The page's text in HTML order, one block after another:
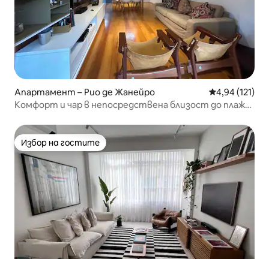
Апартамент – Рио де Жанейро Средна
4,94 (121)
Комфорт и чар в непосредствена близост до плажа
Избор на гостите
Избор на гостите